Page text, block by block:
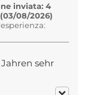
inviata: 4
08/2026)
sehr